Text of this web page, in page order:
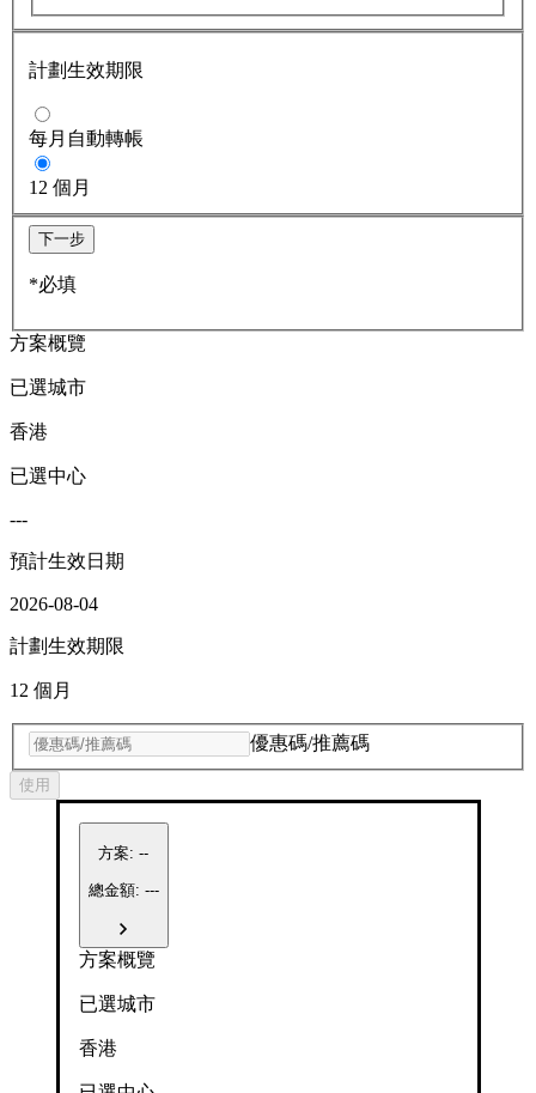
計劃生效期限
每月自動轉帳
12 個月
下一步
*必填
方案概覽
已選城市
香港
已選中心
---
預計生效日期
2026-08-04
計劃生效期限
12 個月
優惠碼/推薦碼
使用
方案: --
總金額: ---
方案概覽
已選城市
香港